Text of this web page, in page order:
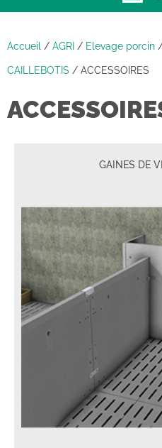
Accueil / AGRI / Elevage porcin
CAILLEBOTIS / ACCESSOIRES
GAINES DE